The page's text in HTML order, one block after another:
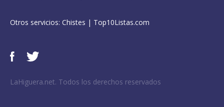
Otros servicios: Chistes | Top10Listas.com
LaHiguera.net. Todos los derechos reservados